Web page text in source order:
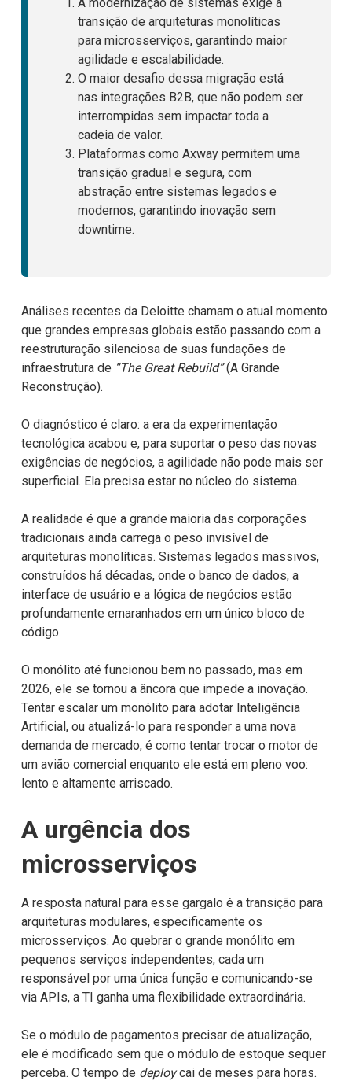
transição de arquiteturas monolíticas
para microsserviços, garantindo maior
agilidade e escalabilidade.
O maior desafio dessa migração está
nas integrações B2B, que não podem ser
interrompidas sem impactar toda a
cadeia de valor.
Plataformas como Axway permitem uma
transição gradual e segura, com
abstração entre sistemas legados e
modernos, garantindo inovação sem
downtime.
Análises recentes da Deloitte chamam o atual momento
que grandes empresas globais estão passando com a
reestruturação silenciosa de suas fundações de
infraestrutura de “The Great Rebuild”(A Grande
Reconstrução).
O diagnóstico é claro: a era da experimentação
tecnológica acabou e, para suportar o peso das novas
exigências de negócios, a agilidade não pode mais ser
superficial. Ela precisa estar no núcleo do sistema.
A realidade é que a grande maioria das corporações
tradicionais ainda carrega o peso invisível de
arquiteturas monolíticas. Sistemas legados massivos,
construídos há décadas, onde o banco de dados, a
interface de usuário e a lógica de negócios estão
profundamente emaranhados em um único bloco de
código.
O monólito até funcionou bem no passado, mas em
2026, ele se tornou a âncora que impede a inovação.
Tentar escalar um monólito para adotar Inteligência
Artificial, ou atualizá-lo para responder a uma nova
demanda de mercado, é como tentar trocar o motor de
um avião comercial enquanto ele está em pleno voo:
lento e altamente arriscado.
A urgência dos
microsserviços
A resposta natural para esse gargalo é a transição para
arquiteturas modulares, especificamente os
microsserviços. Ao quebrar o grande monólito em
pequenos serviços independentes, cada um
responsável por uma única função e comunicando-se
via APIs, a TI ganha uma flexibilidade extraordinária.
Se o módulo de pagamentos precisar de atualização,
ele é modificado sem que o módulo de estoque sequer
perceba. O tempo de deploycai de meses para horas.